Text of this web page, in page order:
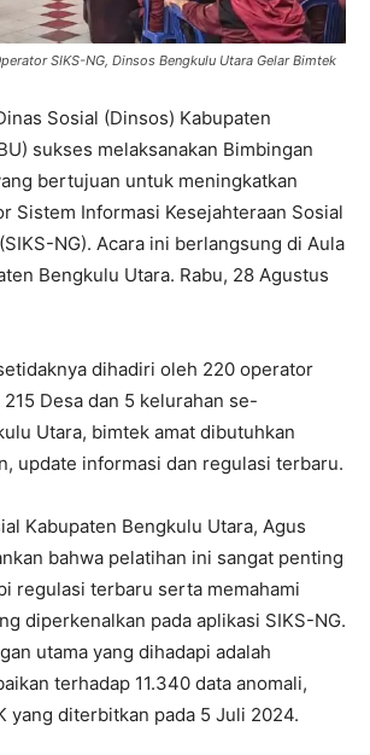
SIKS-NG, Dinsos Bengkulu Utara Gelar Bimtek
Sosial (Dinsos) Kabupaten
sukses melaksanakan Bimbingan
bertujuan untuk meningkatkan
Sistem Informasi Kesejahteraan Sosial
NG). Acara ini berlangsung di Aula
Bengkulu Utara. Rabu, 28 Agustus
dihadiri oleh 220 operator
Desa dan 5 kelurahan se-
Utara, bimtek amat dibutuhkan
update informasi dan regulasi terbaru.
Kabupaten Bengkulu Utara, Agus
bahwa pelatihan ini sangat penting
regulasi terbaru serta memahami
diperkenalkan pada aplikasi SIKS-NG.
utama yang dihadapi adalah
terhadap 11.340 data anomali,
yang diterbitkan pada 5 Juli 2024.